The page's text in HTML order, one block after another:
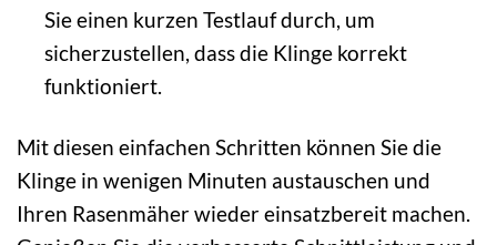
Sie einen kurzen Testlauf durch, um
sicherzustellen, dass die Klinge korrekt
funktioniert.
Mit diesen einfachen Schritten können Sie die
Klinge in wenigen Minuten austauschen und
Ihren Rasenmäher wieder einsatzbereit machen.